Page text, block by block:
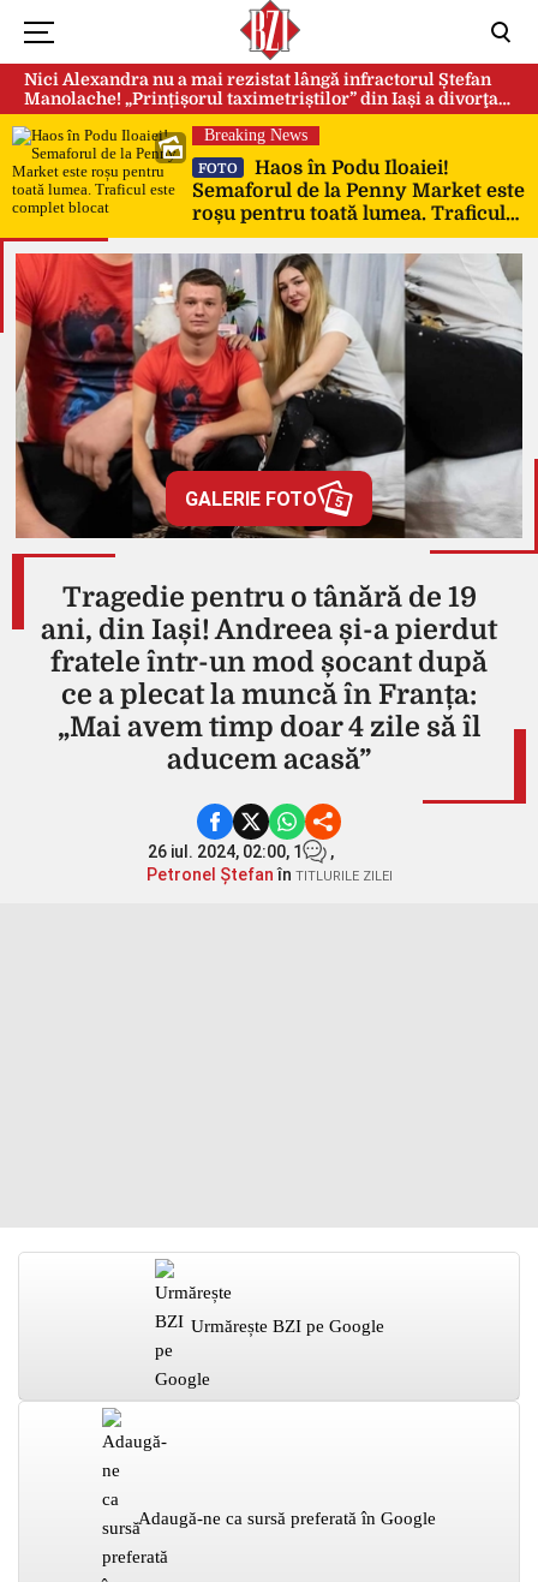
Nici Alexandra nu a mai rezistat lângă infractorul Ștefan
Manolache! „Prințișorul taximetriștilor” din Iași a divorţat
după doi ani de căsnicie
Breaking News
FOTO
Haos în Podu Iloaiei!
Semaforul de la Penny Market este
roșu pentru toată lumea. Traficul
este complet blocat
GALERIE FOTO 5
Tragedie pentru o tânără de 19
ani, din Iași! Andreea și-a pierdut
fratele într-un mod șocant după
ce a plecat la muncă în Franța:
„Mai avem timp doar 4 zile să îl
aducem acasă”
26 iul. 2024, 02:00, 1
,
Petronel Ștefanîn TITLURILE ZILEI
Urmărește BZI pe Google
Adaugă-ne ca sursă preferată în Google